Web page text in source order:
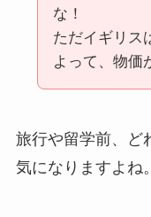
な！
ただイギリス
よって、物価
旅行や留学前、ど
気になりますよね。